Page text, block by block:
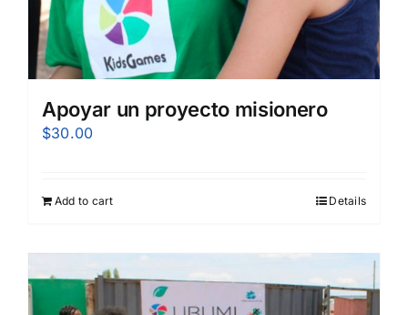
Apoyar un proyecto misionero
$30.00
Add to cart Details